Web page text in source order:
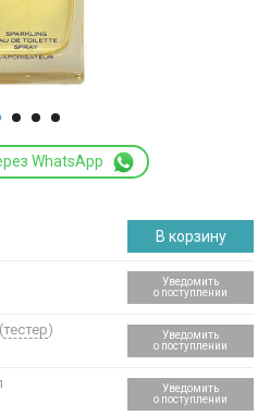
WhatsApp
В корзину
Уведомить
о поступлении
тестер)
Уведомить
о поступлении
Уведомить
о поступлении